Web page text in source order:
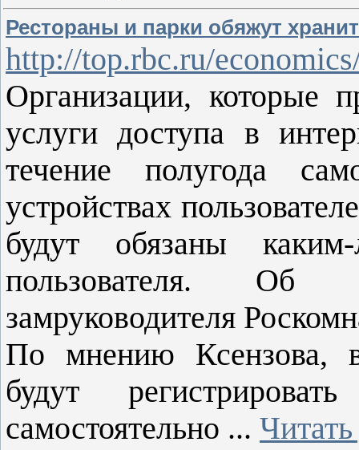
Рестораны и парки обяжут
http://top.rbc.ru/
Организации, которые
услуги доступа в
течение полугода
устройствах
будут обязаны
пользователя. Об
замруководителя
По мнению Ксензова,
будут
самостоятельно ...